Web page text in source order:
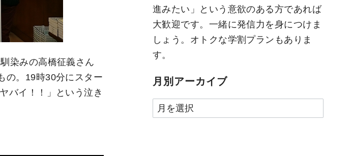
染みの高橋征義さん
の。19時30分にスター
バイ！！」という泣き
進みたい」という意欲のある方であれば
大歓迎です。一緒に発信力を身につけま
しょう。オトクな学割プランもありま
す。
月別アーカイブ
月
別